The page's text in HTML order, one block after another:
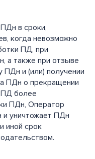
в сроки,
когда невозможно
ПД, при
а также при отзыве
ПДн и (или) получении
ПДн о прекращении
ПД более
ПДн, Оператор
уничтожает ПДн
иной срок